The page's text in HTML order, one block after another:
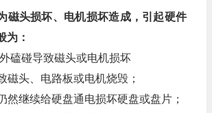
磁头损坏、电机损坏造成，引起硬件
为：
磕碰导致磁头或电机损坏
磁头、电路板或电机烧毁；
然继续给硬盘通电损坏硬盘或盘片；